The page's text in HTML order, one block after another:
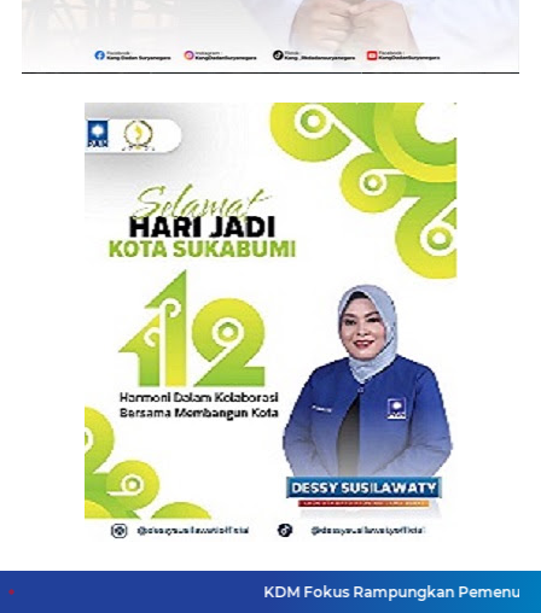
KDM Fokus Rampungkan Pemenuhan Layanan